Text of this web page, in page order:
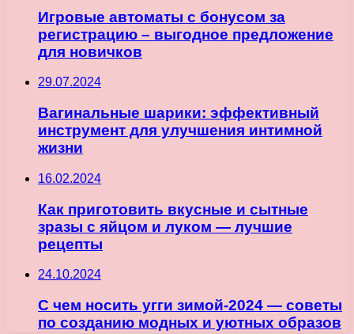
Игровые автоматы с бонусом за
регистрацию – выгодное предложение
для новичков
29.07.2024
Вагинальные шарики: эффективный
инструмент для улучшения интимной
жизни
16.02.2024
Как приготовить вкусные и сытные
зразы с яйцом и луком — лучшие
рецепты
24.10.2024
С чем носить угги зимой-2024 — советы
по созданию модных и уютных образов